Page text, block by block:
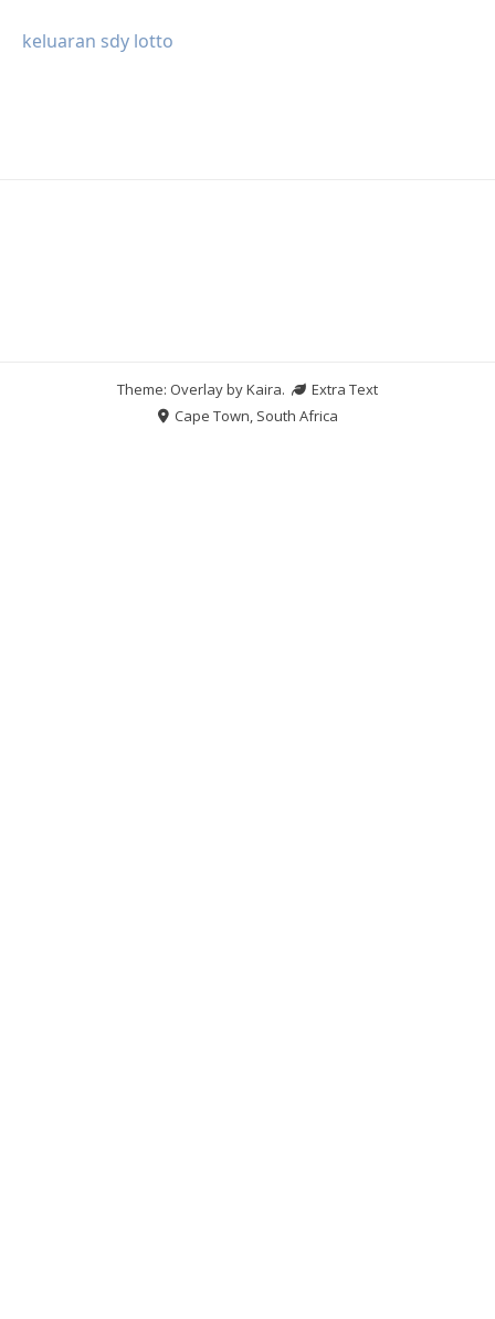
keluaran sdy lotto
Theme: Overlay byKaira.
Extra Text
Cape Town, South Africa